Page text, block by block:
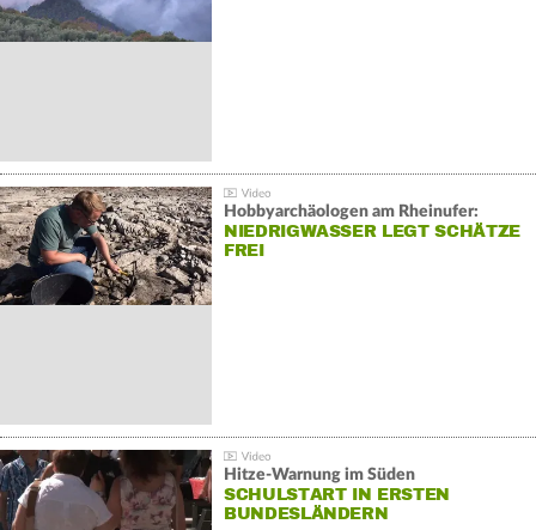
Hobbyarchäologen am Rheinufer:
NIEDRIGWASSER LEGT SCHÄTZE
FREI
Hitze-Warnung im Süden
SCHULSTART IN ERSTEN
BUNDESLÄNDERN